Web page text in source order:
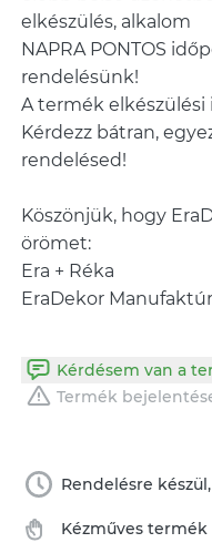
elkészülés, alkalom
NAPRA PONTOS
rendelésünk!
A termék elkészülési
Kérdezz bátran,
rendelésed!
Köszönjük, hogy
örömet:
Era + Réka
EraDekor
Kérdésem van a
Termék
Rendelésre
Kézműves termék